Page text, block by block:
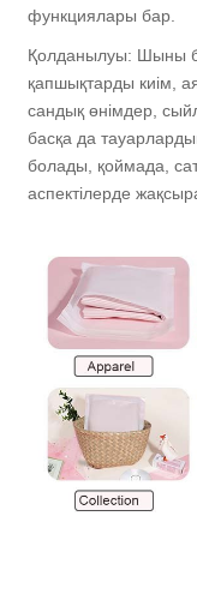
функциялары бар.
Қолданылуы: Шыны
қапшықтарды киім,
сандық өнімдер,
басқа да
болады, қоймада,
аспектілерде